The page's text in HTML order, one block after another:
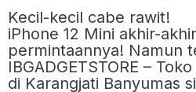
Kecil-kecil cabe rawit!
iPhone 12 Mini akhir-
permintaannya! Namun
IBGADGETSTORE –
di Karangjati Banyumas